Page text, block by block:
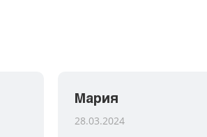
Мария
28.03.2024